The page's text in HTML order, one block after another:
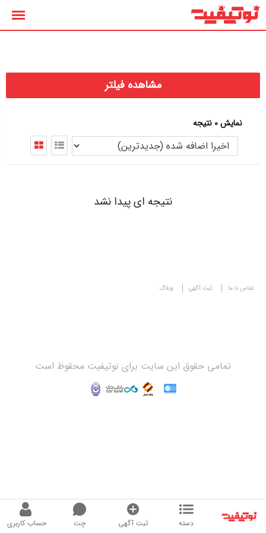
پرش
دسته ثبت آگهی چت حساب کاربری
مشاهده فیلتر
نمایش 0 نتیجه
نتیجه ای پیدا نشد
تماس با ما ثبت آگهی وبلاگ
تمامی حقوق این سایت برای نوتیفیت محقوظ است